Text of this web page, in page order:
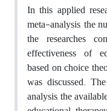
In this applied
meta-analysis, the
the researches
effectiveness of
based on choice
was discussed.
analysis, the